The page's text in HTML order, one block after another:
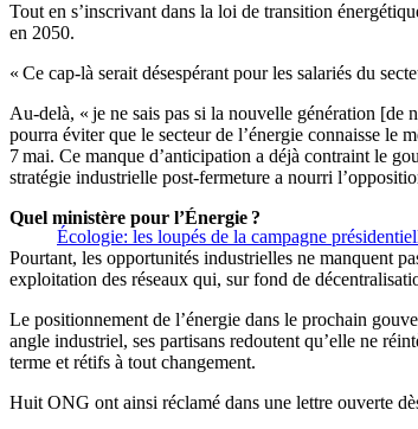
Tout en s’inscrivant dans la loi de transition
en 2050.
« Ce cap-là serait désespérant pour les salariés du
Au-delà, « je ne sais pas si la nouvelle génération [de
pourra éviter que le secteur de l’énergie connaisse le
7 mai. Ce manque d’anticipation a déjà contraint le
stratégie industrielle post-fermeture a nourri
Écologie: les loupés de la campagne
Quel ministère pour l’Énergie ?
Pourtant, les opportunités industrielles ne manquent
exploitation des réseaux qui, sur fond de
Le positionnement de l’énergie dans le prochain
angle industriel, ses partisans redoutent qu’elle ne
terme et rétifs à tout changement.
Huit ONG ont ainsi réclamé dans une lettre ouverte